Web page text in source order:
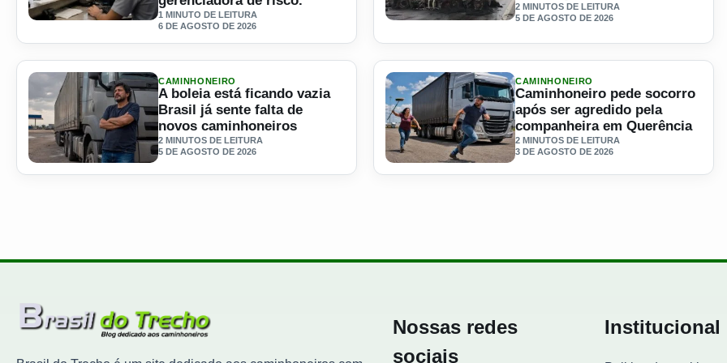
Ler materia: Perdeu um frete ou uma vaga de emprego sem explicação? O problema pode estar em uma gerenciadora de
1 MINUTO DE LEITURA
6 DE AGOSTO DE 2026
2 MINUTOS DE LEITURA
5 DE AGOSTO DE 2026
Ler materia: A boleia está ficando vazia Brasil já sente falta de novos caminhoneiros
CAMINHONEIRO
A boleia está ficando vazia
Brasil já sente falta de
novos caminhoneiros
2 MINUTOS DE LEITURA
5 DE AGOSTO DE 2026
Ler materia: Caminhoneiro pede socorro após ser agredido
CAMINHONEIRO
Caminhoneiro pede socorro
após ser agredido pela
companheira em Querência
2 MINUTOS DE LEITURA
3 DE AGOSTO DE 2026
Nossas redes
sociais
Institucional